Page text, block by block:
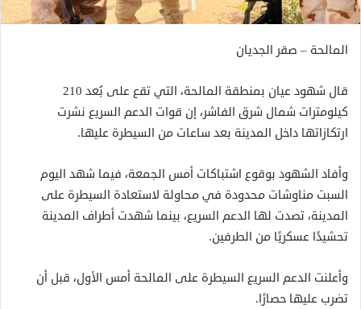
المالحة – صقر الجديان
قال شهود عيان بمنطقة المالحة، التي تقع على بُعد 210
كيلومترات شمال شرق الفاشر، إن قوات الدعم السريع نشرت
ارتكازاتها داخل المدينة بعد ساعات من السيطرة عليها.
وأفاد الشهود بوقوع اشتباكات أمس الجمعة، فيما شهد اليوم
السبت مناوشات محدودة في محاولة لاستعادة السيطرة على
المدينة، تصدت لها الدعم السريع، بينما شهدت أطراف المدينة
تحشيدًا عسكريًا من الطرفين.
وأعلنت الدعم السريع السيطرة على المالحة أمس الأول، قبل أن
تضرب عليها حصارًا.